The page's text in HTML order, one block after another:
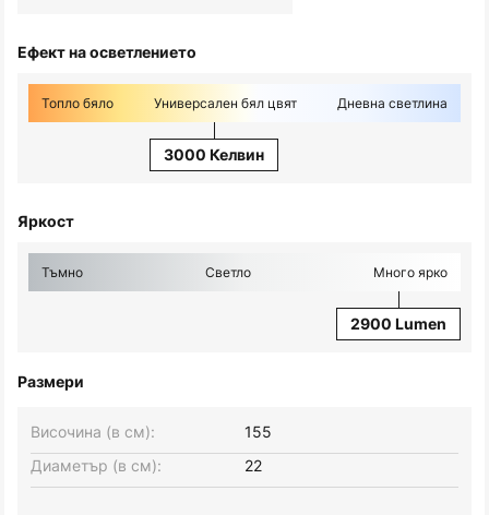
Ефект на осветлението
Топло бяло Универсален бял цвят Дневна светлина
3000 Келвин
Яркост
Тъмно Светло Много ярко
2900 Lumen
Размери
Височина (в см):
155
Диаметър (в см):
22